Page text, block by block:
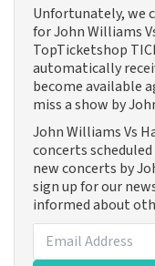
Unfortunately, we
for John Williams
TopTicketshop
automatically
become available
miss a show by
John Williams Vs
concerts
new concerts by
sign up for our
informed about